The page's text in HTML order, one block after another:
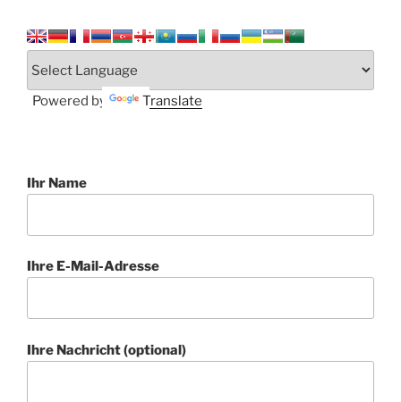
Powered by Translate
Ihr Name
Ihre E-Mail-Adresse
Ihre Nachricht (optional)